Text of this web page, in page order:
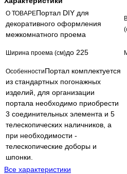
О ТОВАРЕПортал DIY для
декоративного оформления
межкомнатного проема
Ширина проема (см)до 225
ОсобенностиПортал комплектуется
из стандартных погонажных
изделий, для организации
портала необходимо приобрести
3 соединительных элемента и 5
телескопических наличников, а
при необходимости -
телескопические доборы и
шпонки.
Все характеристики